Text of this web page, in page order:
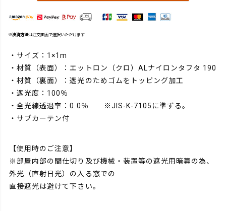
※決済方法は注文画面で選択いただけます
・サイズ：1×1m
・材質（表面）：エットロン（クロ）ALナイロンタフタ 190
・材質（裏面）：遮光のためゴムをトッピング加工
・遮光度：100％
・全光線透過率：0.0％ ※JIS-K-7105に準ずる。
・サブカーテン付
【使用時のご注意】
※部屋内部の間仕切り及び機械・装置等の遮光用暗幕の為、
外光（直射日光）の入る窓での
直接遮光は避けて下さい。